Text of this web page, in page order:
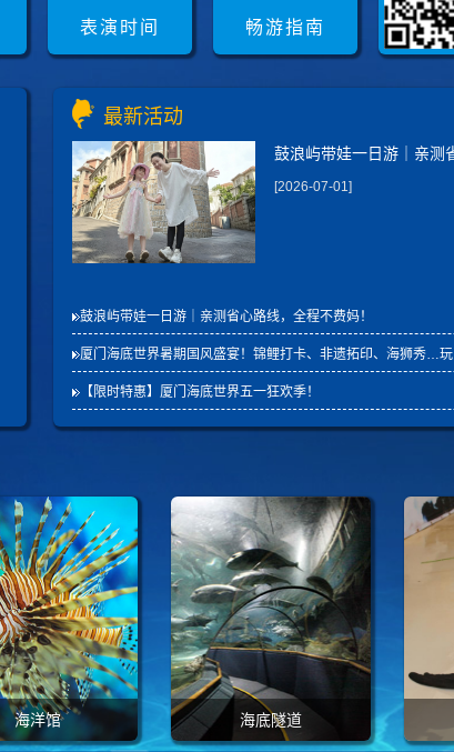
表演时间 畅游指南
最新活动
[2026-07-01]
鼓浪屿带娃一日游｜亲测省心路线，全程不费妈！
厦门海底世界暑期国风盛宴！锦鲤打卡、非遗拓印、海狮秀…玩转海洋奇遇！
【限时特惠】厦门海底世界五一狂欢季！
海洋馆 海底隧道